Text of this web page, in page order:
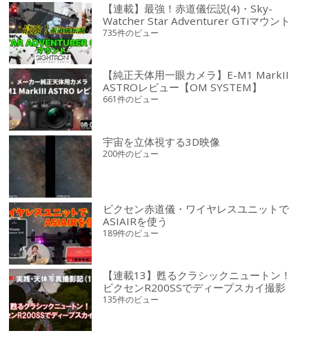
【連載】最強！赤道儀伝説(4)・Sky-
Watcher Star Adventurer GTiマウント
735件のビュー
【純正天体用一眼カメラ】E-M1 MarkII
ASTROレビュー【OM SYSTEM】
661件のビュー
宇宙を立体視する3D映像
200件のビュー
ビクセン赤道儀・ワイヤレスユニットで
ASIAIRを使う
189件のビュー
【連載13】甦るクラシックニュートン！
ビクセンR200SSでディープスカイ撮影
135件のビュー